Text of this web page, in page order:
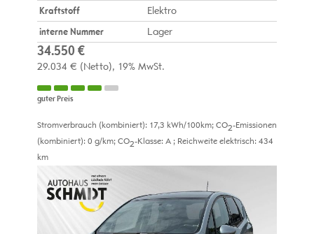
Kraftstoff
Elektro
interne Nummer
Lager
34.550 €
29.034 € (Netto) 19% MwSt.
guter Preis
Stromverbrauch (kombiniert): 17,3 kWh/100km; CO2-Emissionen
(kombiniert): 0 g/km; CO2-Klasse: A ; Reichweite elektrisch: 434
km